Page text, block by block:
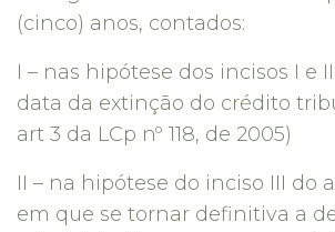
(cinco) anos, contados:
I – nas hipótese dos incisos I e II
data da extinção do crédito
art 3 da LCp nº 118, de 2005)
II – na hipótese do inciso III do
em que se tornar definitiva a